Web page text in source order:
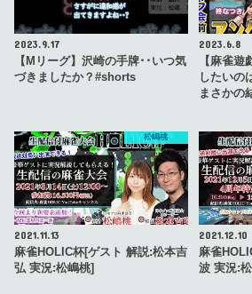
2023.9.17
【Mリーグ】沢崎の手牌･･いつ気
づきましたか？#shorts
2023.6.8
【麻雀
したいの
まさかの
松嶋桃
2021.11.13
麻雀HOLIC杯[ゲスト 解説:松本吉
弘 実況:松嶋桃]
2021.12.10
麻雀
波 実況: